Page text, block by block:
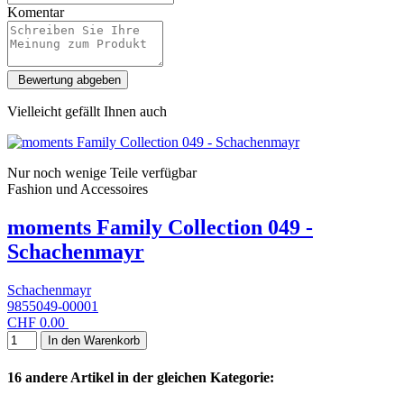
Komentar
Vielleicht gefällt Ihnen auch
Nur noch wenige Teile verfügbar
Fashion und Accessoires
moments Family Collection 049 -
Schachenmayr
Schachenmayr
9855049-00001
CHF 0.00
In den Warenkorb
16 andere Artikel in der gleichen Kategorie: